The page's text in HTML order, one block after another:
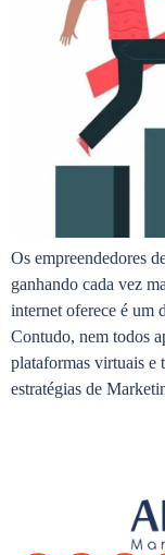
Os empreendedores
ganhando cada vez
internet oferece é um
Contudo, nem todos
plataformas virtuais e
estratégias de